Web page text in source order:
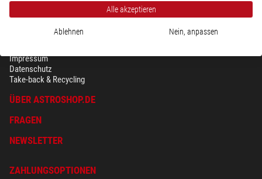
SICHERHEIT & DATENSCHUTZ
Impressum
Datenschutz
Take-back & Recycling
ÜBER ASTROSHOP.DE
FRAGEN
NEWSLETTER
ZAHLUNGSOPTIONEN
Alle akzeptieren
Ablehnen Nein, anpassen